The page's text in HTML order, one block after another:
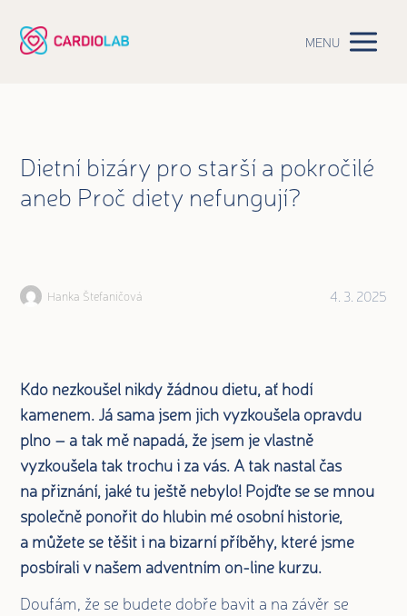
MENU
Dietní bizáry pro starší a pokročilé
aneb Proč diety nefungují?
Hanka Štefaničová 4. 3. 2025
Kdo nezkoušel nikdy žádnou dietu, ať hodí
kamenem. Já sama jsem jich vyzkoušela opravdu
plno – a tak mě napadá, že jsem je vlastně
vyzkoušela tak trochu i za vás. A tak nastal čas
na přiznání, jaké tu ještě nebylo! Pojďte se se mnou
společně ponořit do hlubin mé osobní historie,
a můžete se těšit i na bizarní příběhy, které jsme
posbírali v našem adventním on-line kurzu.
Doufám, že se budete dobře bavit a na závěr se